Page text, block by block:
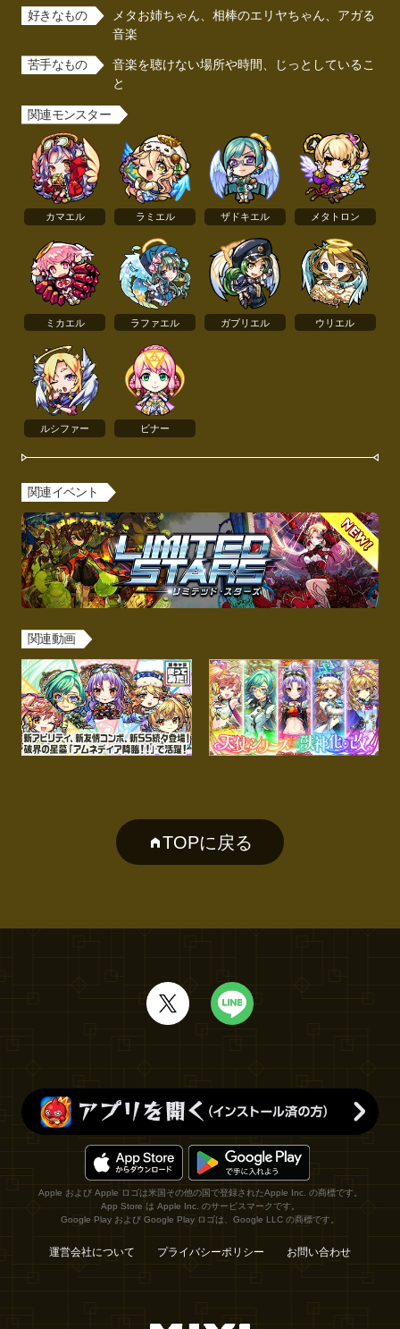
好きなもの
メタお姉ちゃん、相棒のエリヤちゃん、アガる
音楽
苦手なもの
音楽を聴けない場所や時間、じっとしているこ
と
関連モンスター
カマエル ラミエル ザドキエル メタトロン
ミカエル ラファエル ガブリエル ウリエル
ルシファー ビナー
関連イベント
関連動画
TOPに戻る
Apple および Apple ロゴは米国その他の国で登録されたApple Inc. の商標です。
App Store は Apple Inc. のサービスマークです。
Google Play および Google Play ロゴは、Google LLC の商標です。
運営会社について プライバシーポリシー お問い合わせ